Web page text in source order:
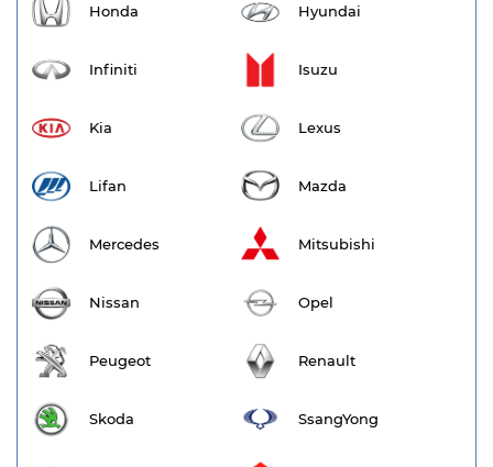
Honda Hyundai
Infiniti Isuzu
Kia Lexus
Lifan Mazda
Mercedes Mitsubishi
Nissan Opel
Peugeot Renault
Skoda SsangYong